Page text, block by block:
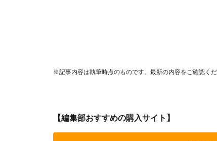
※記事内容は執筆時点のものです。最新の内容をご確認くだ
【編集部おすすめの購入サイト】